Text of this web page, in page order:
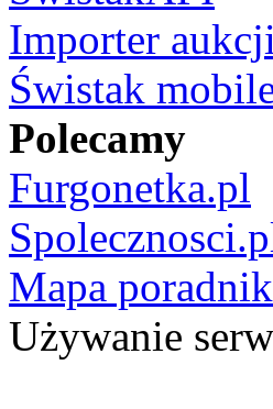
Importer aukcji
Świstak
Polecamy
Furgonetka.pl
Mapa
Używanie